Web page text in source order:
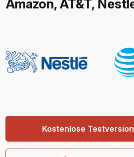
Amazon, AT&T,
Kostenlose